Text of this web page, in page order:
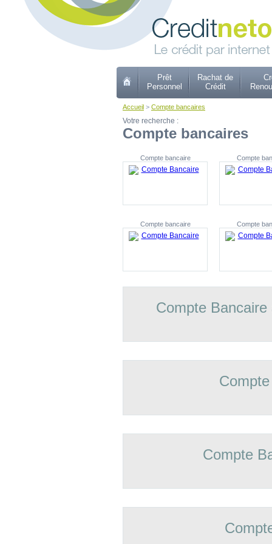
Prêt
Personnel
Rachat de
Crédit
Accueil > Compte bancaires
Votre recherche :
Compte bancaires
Compte bancaire Compte
Compte bancaire Compte
Compte
Compte